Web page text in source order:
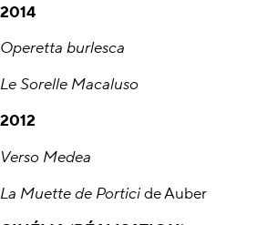
2014
Operetta burlesca
Le Sorelle Macaluso
2012
Verso Medea
La Muette de Porticide Auber